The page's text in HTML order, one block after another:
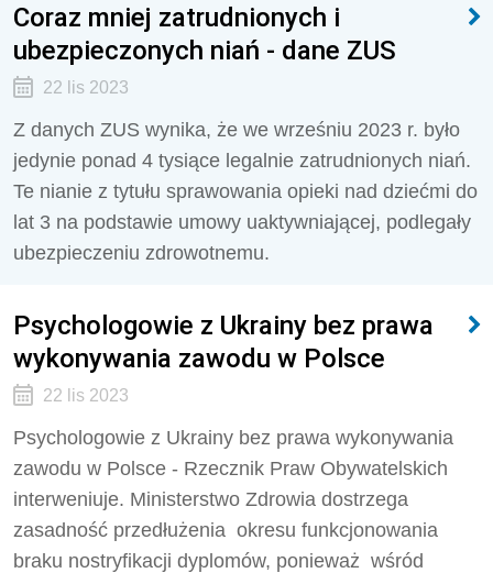
Coraz mniej zatrudnionych i
ubezpieczonych niań - dane ZUS
22 lis 2023
Z danych ZUS wynika, że we wrześniu 2023 r. było
jedynie ponad 4 tysiące legalnie zatrudnionych niań.
Te nianie z tytułu sprawowania opieki nad dziećmi do
lat 3 na podstawie umowy uaktywniającej, podlegały
ubezpieczeniu zdrowotnemu.
Psychologowie z Ukrainy bez prawa
wykonywania zawodu w Polsce
22 lis 2023
Psychologowie z Ukrainy bez prawa wykonywania
zawodu w Polsce - Rzecznik Praw Obywatelskich
interweniuje. Ministerstwo Zdrowia dostrzega
zasadność przedłużenia okresu funkcjonowania
braku nostryfikacji dyplomów, ponieważ wśród